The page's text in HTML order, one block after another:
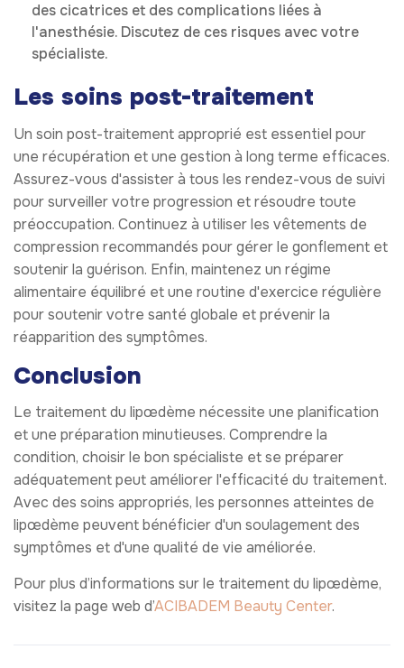
des cicatrices et des complications liées à
l'anesthésie. Discutez de ces risques avec votre
spécialiste.
Les soins post-traitement
Un soin post-traitement approprié est essentiel pour
une récupération et une gestion à long terme efficaces.
Assurez-vous d'assister à tous les rendez-vous de suivi
pour surveiller votre progression et résoudre toute
préoccupation. Continuez à utiliser les vêtements de
compression recommandés pour gérer le gonflement et
soutenir la guérison. Enfin, maintenez un régime
alimentaire équilibré et une routine d'exercice régulière
pour soutenir votre santé globale et prévenir la
réapparition des symptômes.
Conclusion
Le traitement du lipœdème nécessite une planification
et une préparation minutieuses. Comprendre la
condition, choisir le bon spécialiste et se préparer
adéquatement peut améliorer l'efficacité du traitement.
Avec des soins appropriés, les personnes atteintes de
lipœdème peuvent bénéficier d'un soulagement des
symptômes et d'une qualité de vie améliorée.
Pour plus d’informations sur le traitement du lipœdème,
visitez la page web d’ACIBADEM Beauty Center.